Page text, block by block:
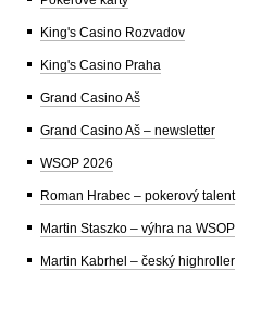
King's Casino Rozvadov
King's Casino Praha
Grand Casino Aš
Grand Casino Aš – newsletter
WSOP 2026
Roman Hrabec – pokerový talent
Martin Staszko – výhra na WSOP
Martin Kabrhel – český highroller